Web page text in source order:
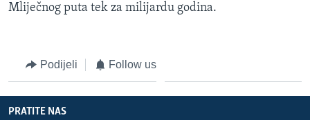
Mliječnog puta tek za milijardu godina.
Podijeli Follow us
PRATITE NAS